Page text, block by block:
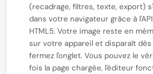
(recadrage, filtres, texte, export)
dans votre navigateur grâce à
HTML5. Votre image reste en
sur votre appareil et disparaît
fermez l'onglet. Vous pouvez le
fois la page chargée, l'éditeur